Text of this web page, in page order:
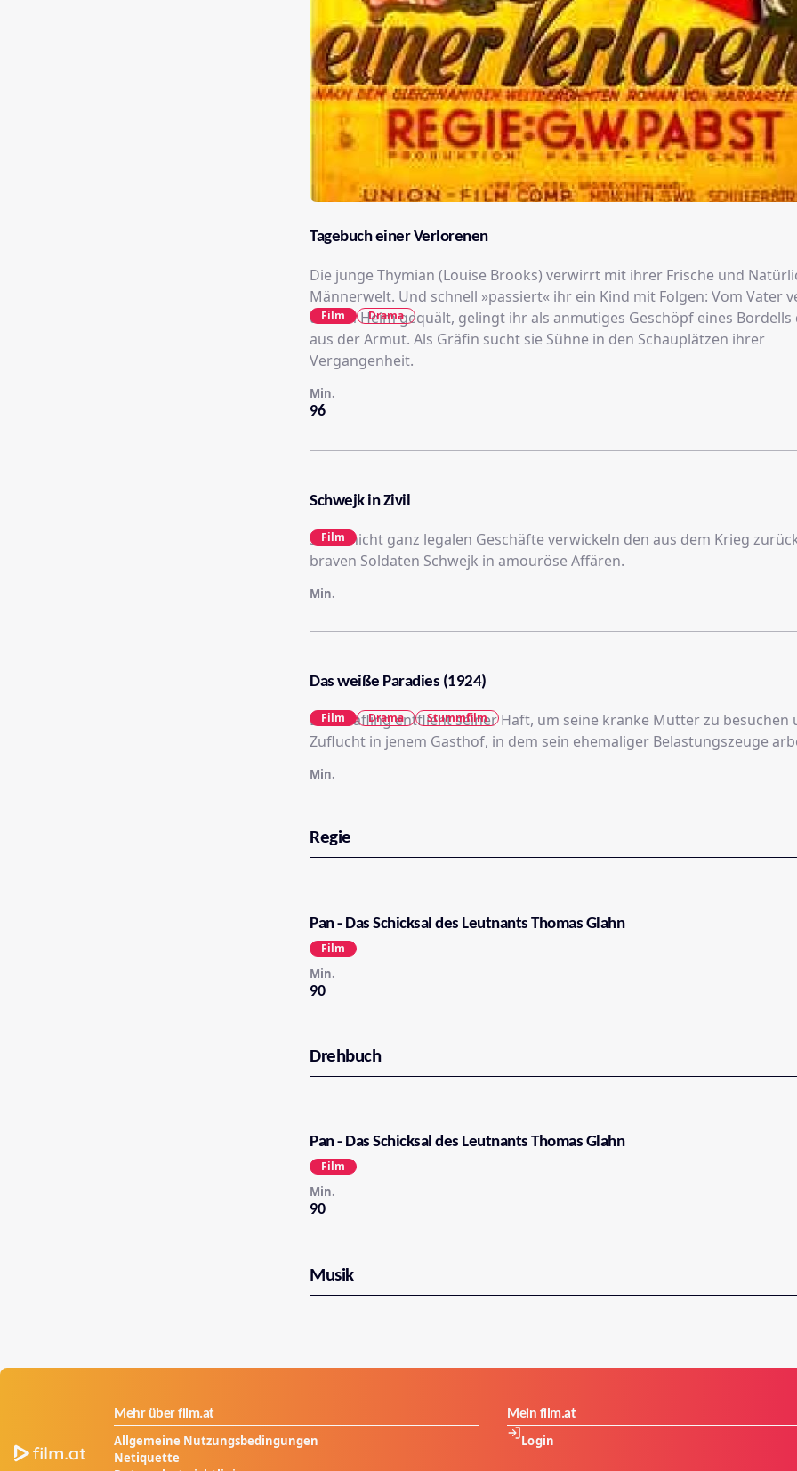
Tagebuch einer Verlorenen
Die junge Thymian (Louise Brooks) verwirrt mit ihrer Frische und
Männerwelt. Und schnell »passiert« ihr ein Kind mit Folgen: Vom Vater
und im Heim gequält, gelingt ihr als anmutiges Geschöpf eines Bordells
aus der Armut. Als Gräfin sucht sie Sühne in den Schauplätzen ihrer
Vergangenheit.
96
Min.
Film Drama
Schwejk in Zivil
Seine nicht ganz legalen Geschäfte verwickeln den aus dem Krieg
braven Soldaten Schwejk in amouröse Affären.
Min.
Film
Das weiße Paradies (1924)
Ein Sträfling entflieht seiner Haft, um seine kranke Mutter zu besuchen
Zuflucht in jenem Gasthof, in dem sein ehemaliger Belastungszeuge
Min.
Film Drama Stummfilm
Regie
Pan - Das Schicksal des Leutnants Thomas Glahn
90
Min.
Film
Drehbuch
Pan - Das Schicksal des Leutnants Thomas Glahn
90
Min.
Film
Musik
Mehr über film.at
Allgemeine Nutzungsbedingungen
Netiquette
Mein film.at
Login